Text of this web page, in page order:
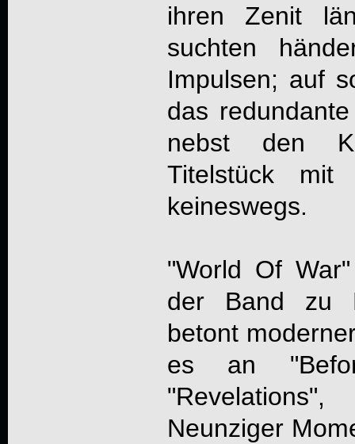
ihren Zenit
suchten
Impulsen; auf
das
nebst den
Titelstück mit
keineswegs.
"World Of
der Band zu
betont
es an
Neunziger